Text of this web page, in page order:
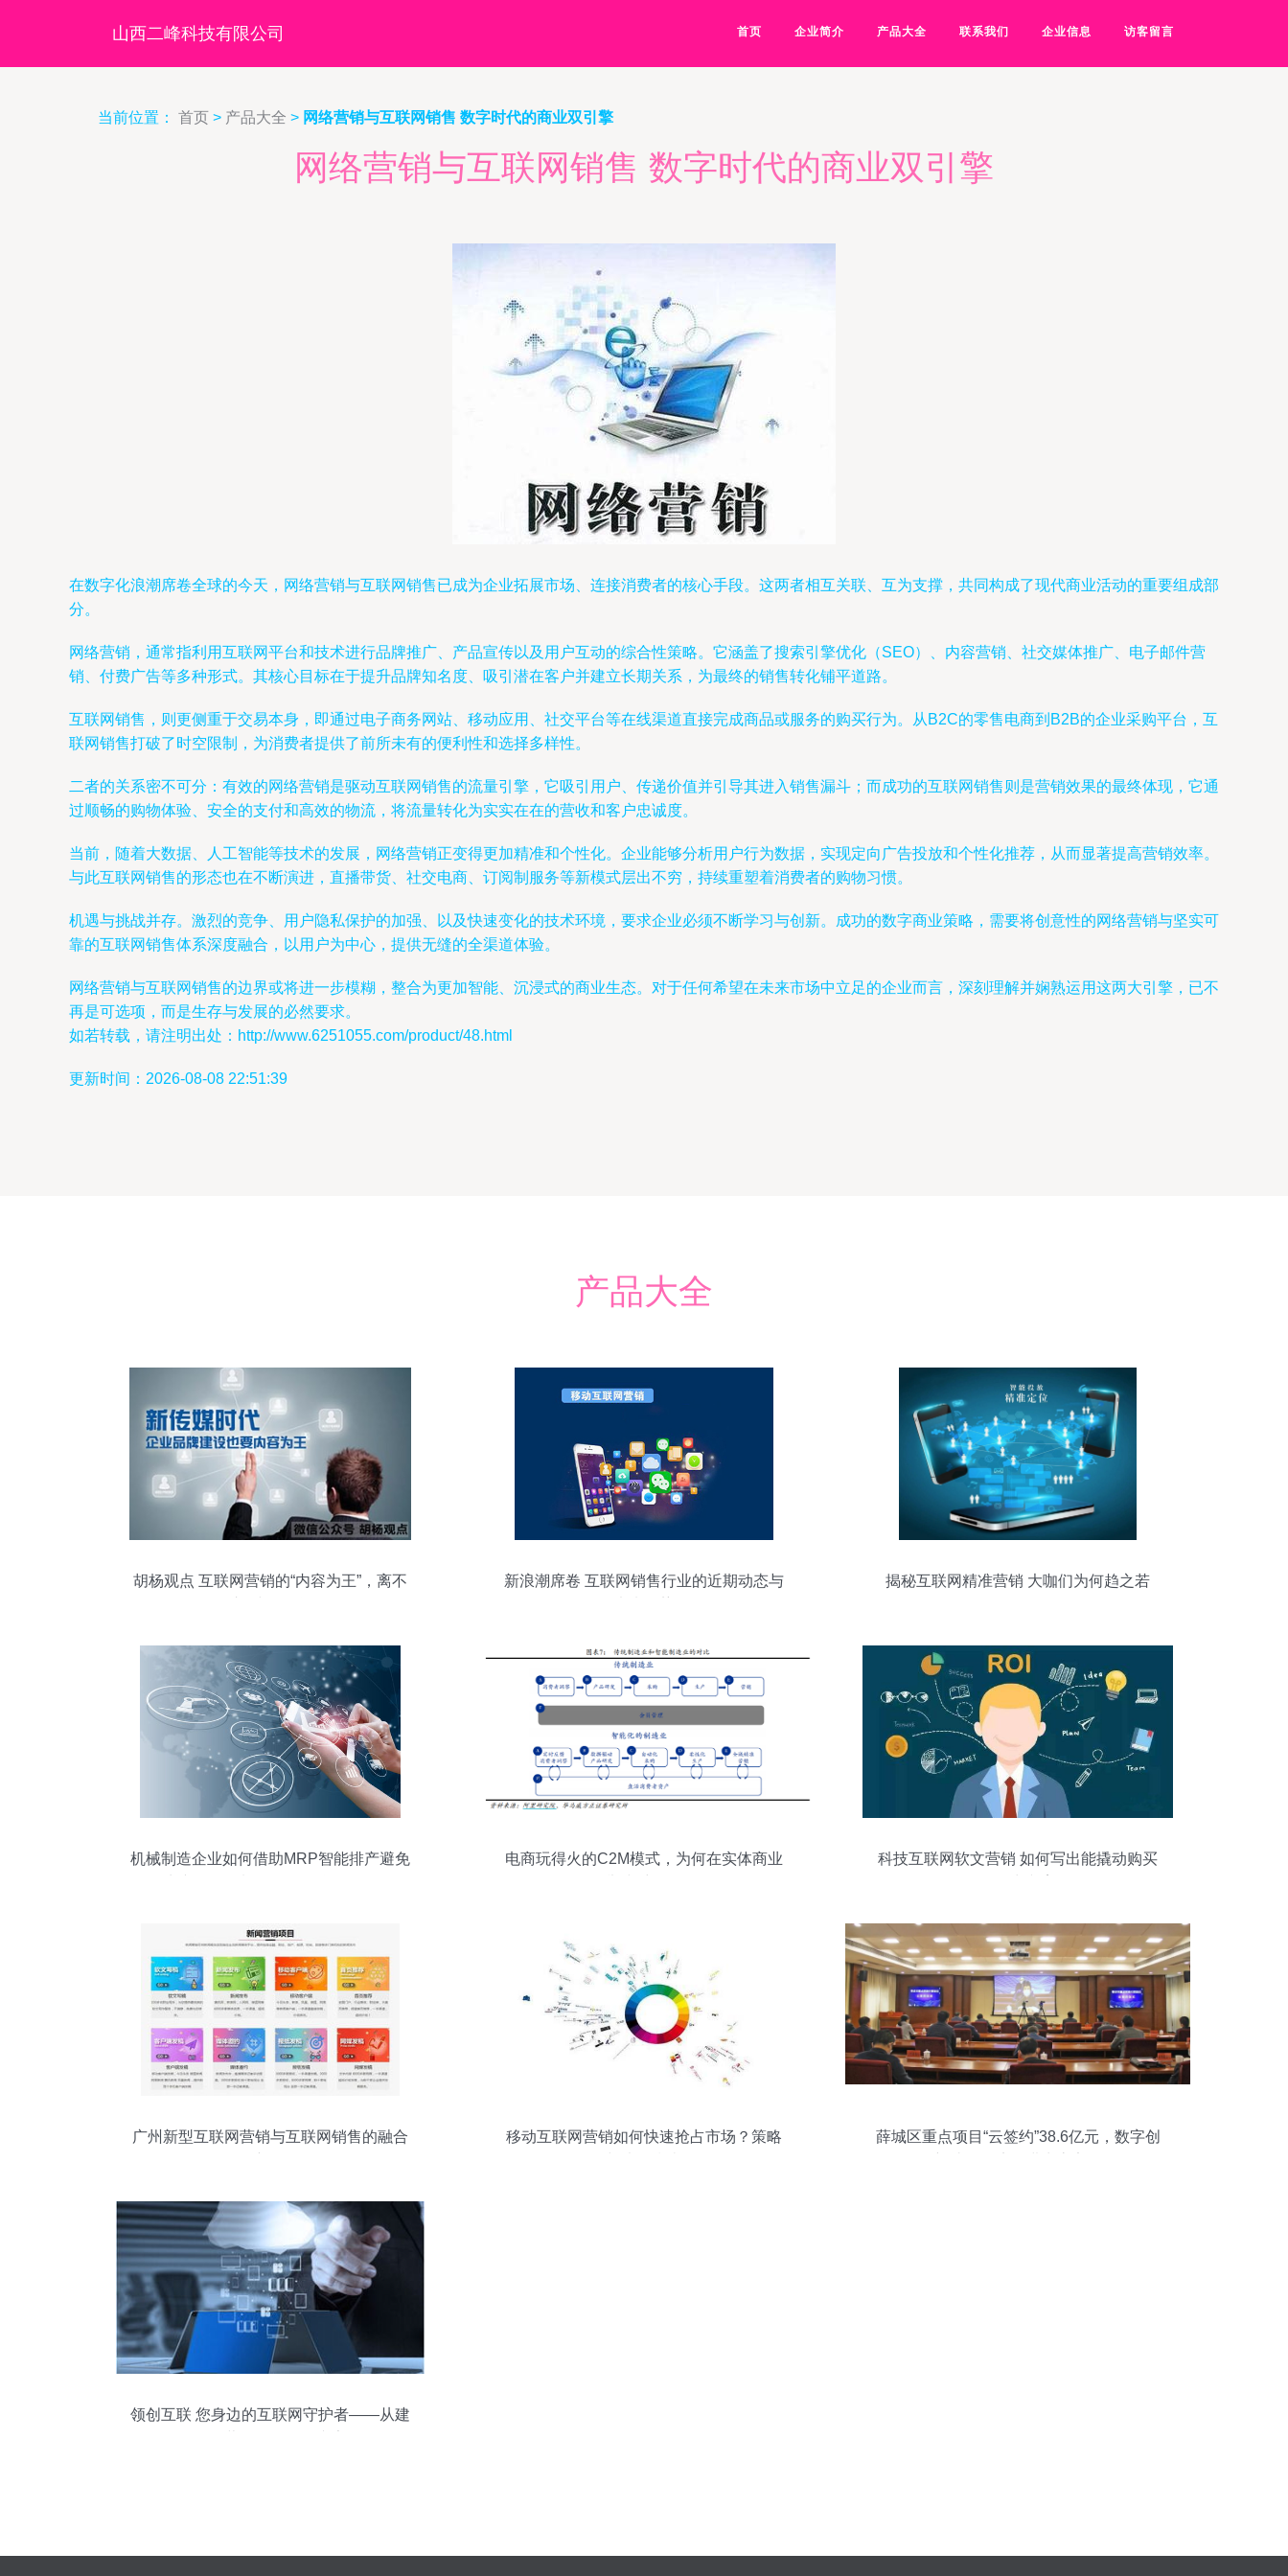
山西二峰科技有限公司 首页 企业简介 产品大全 联系我们 企业信息 访客留言
当前位置： 首页 > 产品大全 > 网络营销与互联网销售 数字时代的商业双引擎
网络营销与互联网销售 数字时代的商业双引擎
在数字化浪潮席卷全球的今天，网络营销与互联网销售已成为企业拓展市场、连接消费者的核心手段。这两者相互关联、互为支撑，共同构成了现代商业活动的重要组成部
分。
网络营销，通常指利用互联网平台和技术进行品牌推广、产品宣传以及用户互动的综合性策略。它涵盖了搜索引擎优化（SEO）、内容营销、社交媒体推广、电子邮件营
销、付费广告等多种形式。其核心目标在于提升品牌知名度、吸引潜在客户并建立长期关系，为最终的销售转化铺平道路。
互联网销售，则更侧重于交易本身，即通过电子商务网站、移动应用、社交平台等在线渠道直接完成商品或服务的购买行为。从B2C的零售电商到B2B的企业采购平台，互
联网销售打破了时空限制，为消费者提供了前所未有的便利性和选择多样性。
二者的关系密不可分：有效的网络营销是驱动互联网销售的流量引擎，它吸引用户、传递价值并引导其进入销售漏斗；而成功的互联网销售则是营销效果的最终体现，它通
过顺畅的购物体验、安全的支付和高效的物流，将流量转化为实实在在的营收和客户忠诚度。
当前，随着大数据、人工智能等技术的发展，网络营销正变得更加精准和个性化。企业能够分析用户行为数据，实现定向广告投放和个性化推荐，从而显著提高营销效率。
与此互联网销售的形态也在不断演进，直播带货、社交电商、订阅制服务等新模式层出不穷，持续重塑着消费者的购物习惯。
机遇与挑战并存。激烈的竞争、用户隐私保护的加强、以及快速变化的技术环境，要求企业必须不断学习与创新。成功的数字商业策略，需要将创意性的网络营销与坚实可
靠的互联网销售体系深度融合，以用户为中心，提供无缝的全渠道体验。
网络营销与互联网销售的边界或将进一步模糊，整合为更加智能、沉浸式的商业生态。对于任何希望在未来市场中立足的企业而言，深刻理解并娴熟运用这两大引擎，已不
再是可选项，而是生存与发展的必然要求。
如若转载，请注明出处：http://www.6251055.com/product/48.html
更新时间：2026-08-08 22:51:39
产品大全
胡杨观点 互联网营销的“内容为王”，离不
新浪潮席卷 互联网销售行业的近期动态与
揭秘互联网精准营销 大咖们为何趋之若
机械制造企业如何借助MRP智能排产避免
电商玩得火的C2M模式，为何在实体商业
科技互联网软文营销 如何写出能撬动购买
广州新型互联网营销与互联网销售的融合
移动互联网营销如何快速抢占市场？策略
薛城区重点项目“云签约”38.6亿元，数字创
领创互联 您身边的互联网守护者——从建